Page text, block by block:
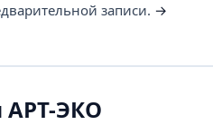
записи. →
АРТ-ЭКО